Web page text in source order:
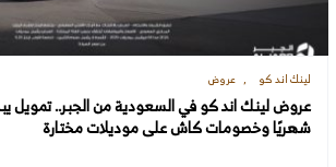
لينك اند كو عروض
شهريًا وخصومات كاش على موديلات مختارة